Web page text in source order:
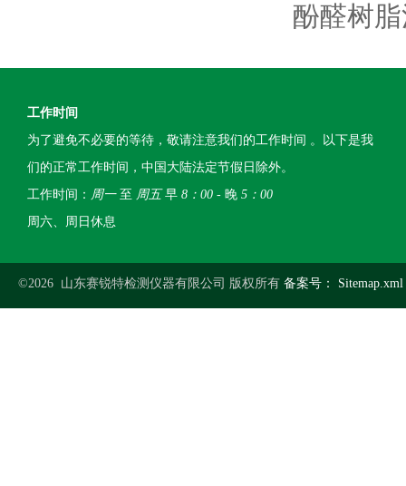
酚醛树
工作时间
为了避免不必要的等待，敬请注意我们的工作时间 。以下是我
们的正常工作时间，中国大陆法定节假日除外。
工作时间： 周一至 周五早 8：00 - 晚 5：00
周六、周日休息
©2026 山东赛锐特检测仪器有限公司 版权所有 备案号： Sitemap.xml